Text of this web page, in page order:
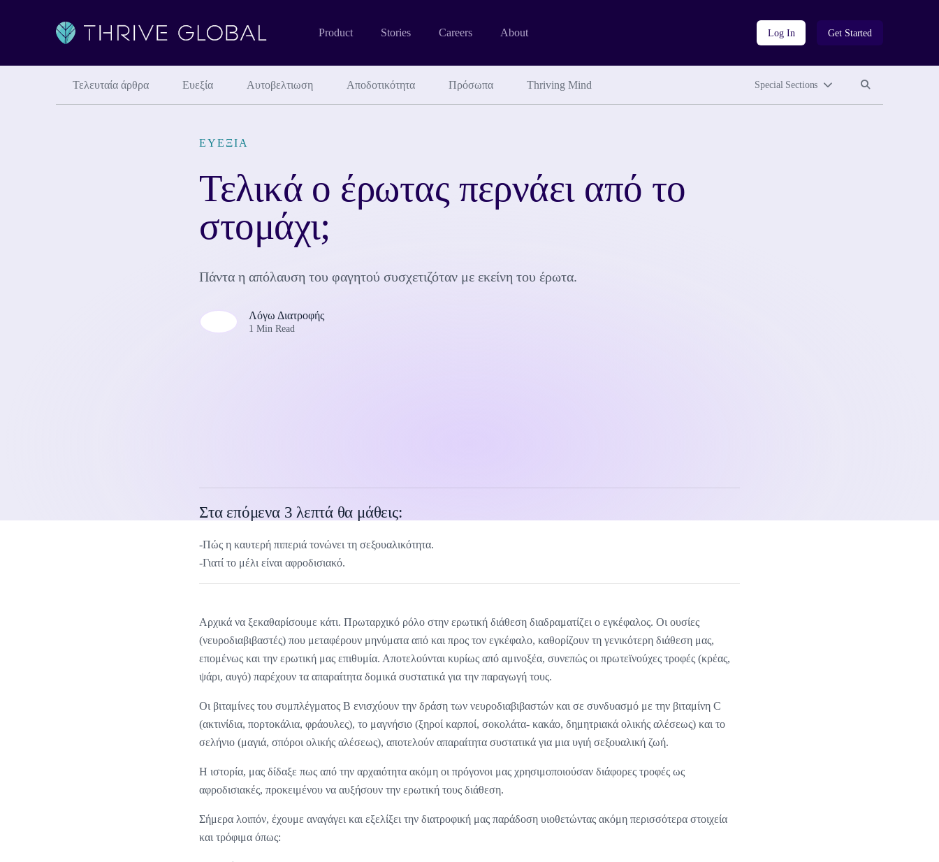
Product Stories Careers About Log In Get Started
Τελευταία άρθρα Ευεξία Αυτοβελτιωση Αποδοτικότητα Πρόσωπα Thriving Mind Special Sections Search site
ΕΥΕΞΊΑ
Τελικά ο έρωτας περνάει από το
στομάχι;
Πάντα η απόλαυση του φαγητού συσχετιζόταν με εκείνη του έρωτα.
Λόγω Διατροφής
1 Min Read
Στα επόμενα 3 λεπτά θα μάθεις:
-Πώς η καυτερή πιπεριά τονώνει τη σεξουαλικότητα.
-Γιατί το μέλι είναι αφροδισιακό.
Αρχικά να ξεκαθαρίσουμε κάτι. Πρωταρχικό ρόλο στην ερωτική διάθεση διαδραματίζει ο εγκέφαλος. Οι ουσίες
(νευροδιαβιβαστές) που μεταφέρουν μηνύματα από και προς τον εγκέφαλο, καθορίζουν τη γενικότερη διάθεση μας,
επομένως και την ερωτική μας επιθυμία. Αποτελούνται κυρίως από αμινοξέα, συνεπώς οι πρωτεϊνούχες τροφές (κρέας,
ψάρι, αυγό) παρέχουν τα απαραίτητα δομικά συστατικά για την παραγωγή τους.
Οι βιταμίνες του συμπλέγματος Β ενισχύουν την δράση των νευροδιαβιβαστών και σε συνδυασμό με την βιταμίνη C
(ακτινίδια, πορτοκάλια, φράουλες), το μαγνήσιο (ξηροί καρποί, σοκολάτα- κακάο, δημητριακά ολικής αλέσεως) και το
σελήνιο (μαγιά, σπόροι ολικής αλέσεως), αποτελούν απαραίτητα συστατικά για μια υγιή σεξουαλική ζωή.
Η ιστορία, μας δίδαξε πως από την αρχαιότητα ακόμη οι πρόγονοι μας χρησιμοποιούσαν διάφορες τροφές ως
αφροδισιακές, προκειμένου να αυξήσουν την ερωτική τους διάθεση.
Σήμερα λοιπόν, έχουμε αναγάγει και εξελίξει την διατροφική μας παράδοση υιοθετώντας ακόμη περισσότερα στοιχεία
και τρόφιμα όπως: